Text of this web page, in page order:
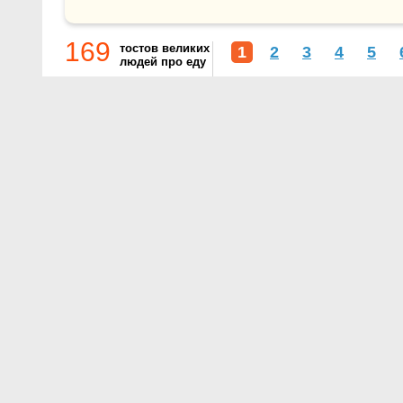
169
тостов великих
людей про еду
1 2 3 4 5